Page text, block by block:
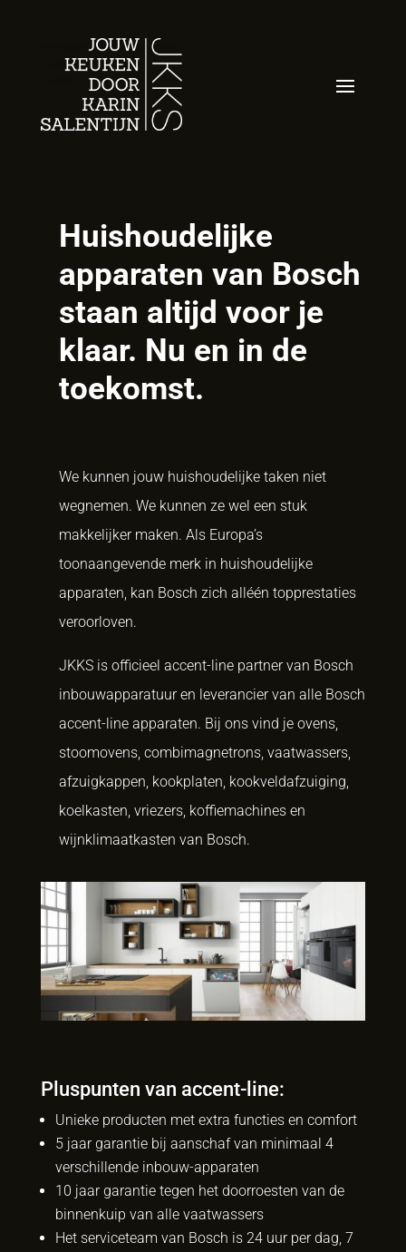
Huishoudelijke
apparaten van Bosch
staan altijd voor je
klaar. Nu en in de
toekomst.
We kunnen jouw huishoudelijke taken niet
wegnemen. We kunnen ze wel een stuk
makkelijker maken. Als Europa’s
toonaangevende merk in huishoudelijke
apparaten, kan Bosch zich alléén topprestaties
veroorloven.
JKKS is officieel accent-line partner van Bosch
inbouwapparatuur en leverancier van alle Bosch
accent-line apparaten. Bij ons vind je ovens,
stoomovens, combimagnetrons, vaatwassers,
afzuigkappen, kookplaten, kookveldafzuiging,
koelkasten, vriezers, koffiemachines en
wijnklimaatkasten van Bosch.
Pluspunten van accent-line:
Unieke producten met extra functies en comfort
5 jaar garantie bij aanschaf van minimaal 4
verschillende inbouw-apparaten
10 jaar garantie tegen het doorroesten van de
binnenkuip van alle vaatwassers
Het serviceteam van Bosch is 24 uur per dag, 7